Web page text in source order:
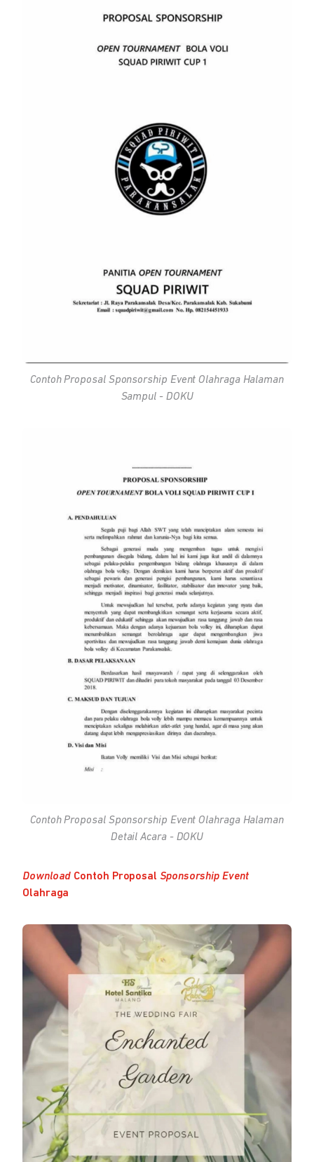
Contoh Proposal Sponsorship Event Olahraga Halaman
Sampul - DOKU
Contoh Proposal Sponsorship Event Olahraga Halaman
Detail Acara - DOKU
Download Contoh ProposalSponsorship Event
Olahraga